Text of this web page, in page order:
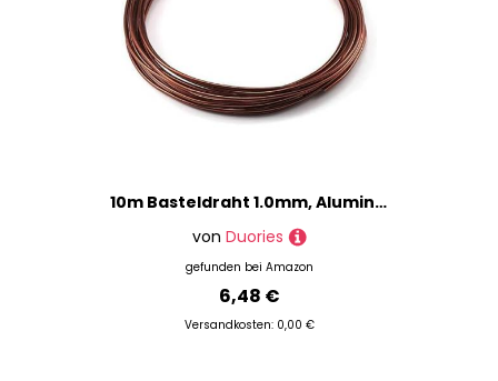
10m Basteldraht 1.0mm, Aluminium Craft Draht Blumendraht Aluminiumdraht Dekodraht Bindedraht für Blumengestecke, DIY Handwerk Dekorieren Schmuck Kranzherstellung, Schmuckdraht zum Basteln,Bronze
von Duories
gefunden bei Amazon
6,48 €
Versandkosten: 0,00 €